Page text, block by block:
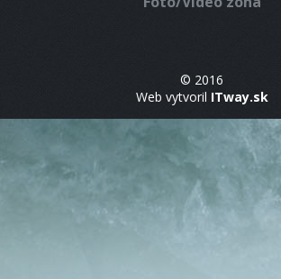
© 2016
Web vytvoril ITway.sk